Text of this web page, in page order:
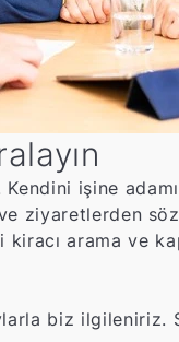
işine
ziyaretlerden
arama ve
biz ilgileniriz.